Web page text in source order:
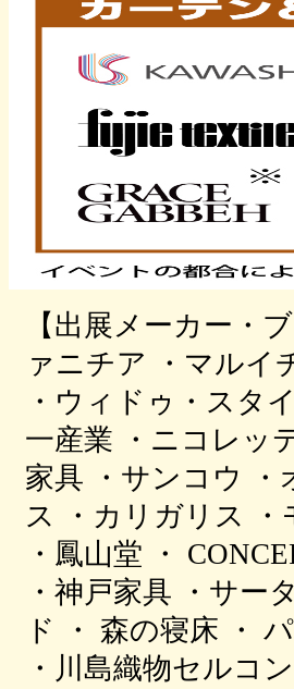
【出展メーカー・
ァニチア ・マルイ
・ウィドゥ・スタ
一産業 ・ニコレッ
家具 ・サンコウ
ス ・カリガリス
・鳳山堂 ・
・神戸家具 ・サ
ド ・ 森の寝床 ・
・川島織物セルコ